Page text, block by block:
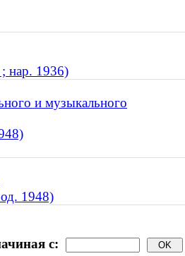
; нар. 1936)
и музыкального
1948)
с: